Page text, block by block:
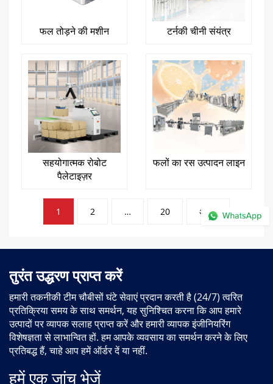
फल तोड़ने की मशीन टर्नकी चीनी संयंत्र
सहयोगात्मक रोबोट
पैलेटाइज़र
फलों का रस उत्पादन लाइन
1 2 … 20 अगला
तुरंत उद्धरण प्राप्त करें
हमारी तकनीकी टीम चौबीसों घंटे सेवाएं प्रदान करती है (24/7) त्वरित
प्रतिक्रिया समय के साथ समर्थन, यह सुनिश्चित करना कि आप हमारे
उत्पादों पर व्यापक सलाह प्राप्त करें और हमारी व्यापक इंजीनियरिंग
विशेषज्ञता से लाभान्वित हों. हम आपके व्यवसाय का समर्थन करने के लिए
प्रतिबद्ध हैं, चाहे आप हमें ऑर्डर दें या नहीं.
हमें एक जांच भेजें